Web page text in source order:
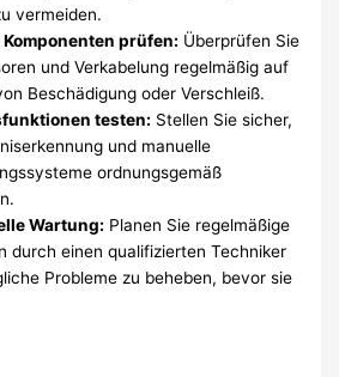
vermeiden.
prüfen: Überprüfen Sie
und Verkabelung regelmäßig auf
Beschädigung oder Verschleiß.
testen: Stellen Sie sicher,
und manuelle
ordnungsgemäß
Wartung: Planen Sie regelmäßige
durch einen qualifizierten Techniker
Probleme zu beheben, bevor sie